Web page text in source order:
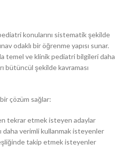
konularını sistematik şekilde
odaklı bir öğrenme yapısı sunar.
temel ve klinik pediatri bilgileri daha
bütüncül şekilde kavraması
çözüm sağlar:
tekrar etmek isteyen adaylar
daha verimli kullanmak isteyenler
takip etmek isteyenler